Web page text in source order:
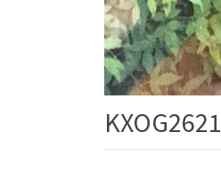
KXOG2621